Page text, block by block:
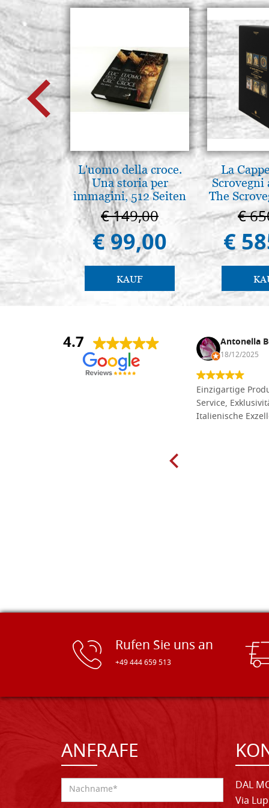
L'uomo della croce.
Una storia per
immagini, 512 Seiten
€ 149,00
€ 99,00
KAUF
La
Scrovegni
The
in
€
€
4.7
Anna Maria Negri Antonella
18/12/2025
Einzigartige
Service,
Italienische
Rufen Sie uns an
+49 444 659 513
ANFRAFE
DAL
Via